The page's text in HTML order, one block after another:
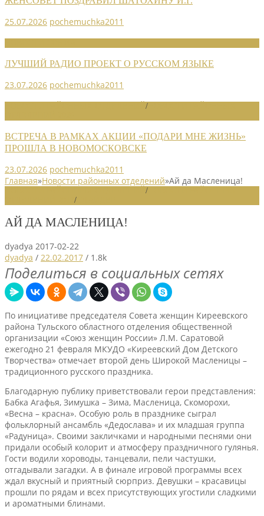
25.07.2026 pochemuchka2011
ЛУЧШИЙ РАДИО ПРОЕКТ О РУССКОМ ЯЗЫКЕ
23.07.2026 pochemuchka2011
/
ВСТРЕЧА В РАМКАХ АКЦИИ «ПОДАРИ МНЕ ЖИЗНЬ»
ПРОШЛА В НОВОМОСКОВСКЕ
23.07.2026 pochemuchka2011
Главная»Новости районных отделений»Ай да Масленица!
/
/
АЙ ДА МАСЛЕНИЦА!
dyadya 2017-02-22
dyadya / 22.02.2017 / 1.8k
Поделиться в социальных сетях
По инициативе председателя Совета женщин Киреевского
района Тульского областного отделения общественной
организации «Союз женщин России» Л.М. Саратовой
ежегодно 21 февраля МКУДО «Киреевский Дом Детского
Творчества» отмечает второй день Широкой Масленицы –
традиционного русского праздника.
Благодарную публику приветствовали герои представления:
Бабка Агафья, Зимушка – Зима, Масленица, Скоморохи,
«Весна – красна». Особую роль в празднике сыграл
фольклорный ансамбль «Дедослава» и их младшая группа
«Радуница». Своими закличками и народными песнями они
придали особый колорит и атмосферу праздничного гулянья.
Гости водили хороводы, танцевали, пели частушки,
отгадывали загадки. А в финале игровой программы всех
ждал вкусный и приятный сюрприз. Девушки – красавицы
прошли по рядам и всех присутствующих угостили сладкими
и ароматными блинами.